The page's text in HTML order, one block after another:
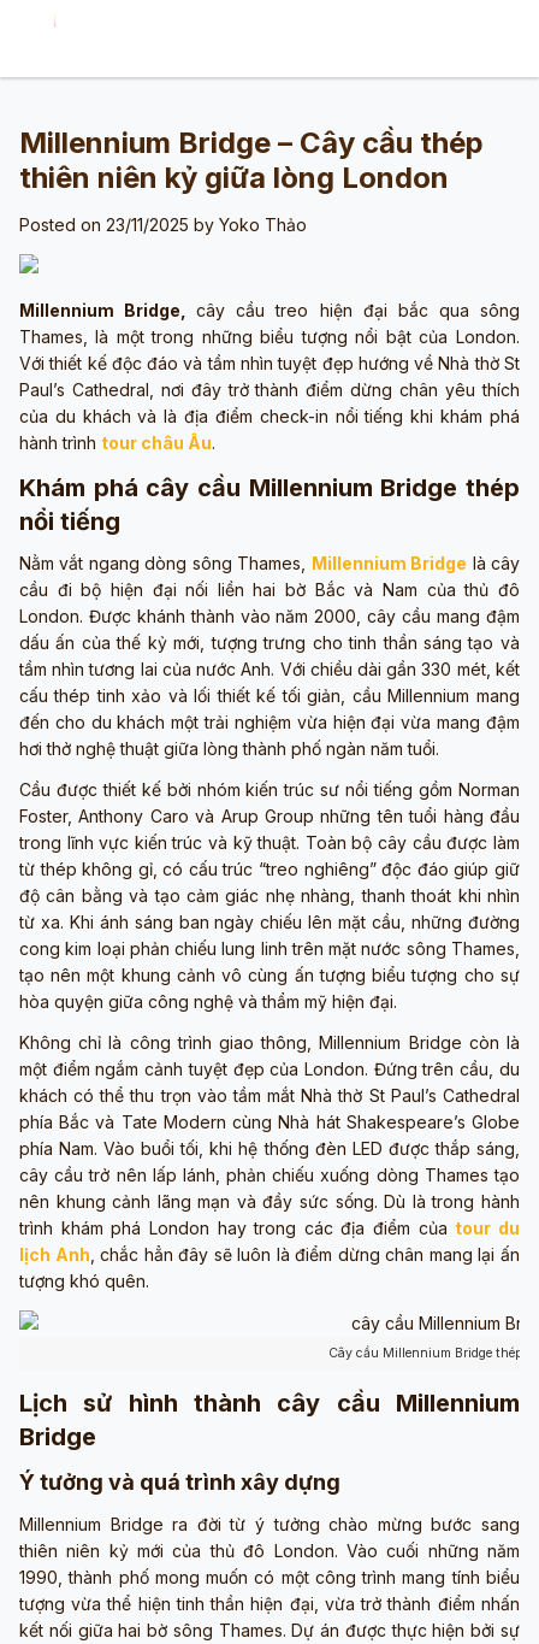
Millennium Bridge – Cây cầu thép
thiên niên kỷ giữa lòng London
Posted on 23/11/2025 by Yoko Thảo
Millennium Bridge,cây cầu treo hiện đại bắc qua sông
Thames, là một trong những biểu tượng nổi bật của London.
Với thiết kế độc đáo và tầm nhìn tuyệt đẹp hướng về Nhà thờ St
Paul’s Cathedral, nơi đây trở thành điểm dừng chân yêu thích
của du khách và là địa điểm check-in nổi tiếng khi khám phá
hành trình tour châu Âu.
Khám phá cây cầu Millennium Bridge thép
nổi tiếng
Nằm vắt ngang dòng sông Thames, Millennium Bridge là cây
cầu đi bộ hiện đại nối liền hai bờ Bắc và Nam của thủ đô
London. Được khánh thành vào năm 2000, cây cầu mang đậm
dấu ấn của thế kỷ mới, tượng trưng cho tinh thần sáng tạo và
tầm nhìn tương lai của nước Anh. Với chiều dài gần 330 mét, kết
cấu thép tinh xảo và lối thiết kế tối giản, cầu Millennium mang
đến cho du khách một trải nghiệm vừa hiện đại vừa mang đậm
hơi thở nghệ thuật giữa lòng thành phố ngàn năm tuổi.
Cầu được thiết kế bởi nhóm kiến trúc sư nổi tiếng gồm Norman
Foster, Anthony Caro và Arup Group những tên tuổi hàng đầu
trong lĩnh vực kiến trúc và kỹ thuật. Toàn bộ cây cầu được làm
từ thép không gỉ, có cấu trúc “treo nghiêng” độc đáo giúp giữ
độ cân bằng và tạo cảm giác nhẹ nhàng, thanh thoát khi nhìn
từ xa. Khi ánh sáng ban ngày chiếu lên mặt cầu, những đường
cong kim loại phản chiếu lung linh trên mặt nước sông Thames,
tạo nên một khung cảnh vô cùng ấn tượng biểu tượng cho sự
hòa quyện giữa công nghệ và thẩm mỹ hiện đại.
Không chỉ là công trình giao thông, Millennium Bridge còn là
một điểm ngắm cảnh tuyệt đẹp của London. Đứng trên cầu, du
khách có thể thu trọn vào tầm mắt Nhà thờ St Paul’s Cathedral
phía Bắc và Tate Modern cùng Nhà hát Shakespeare’s Globe
phía Nam. Vào buổi tối, khi hệ thống đèn LED được thắp sáng,
cây cầu trở nên lấp lánh, phản chiếu xuống dòng Thames tạo
nên khung cảnh lãng mạn và đầy sức sống. Dù là trong hành
trình khám phá London hay trong các địa điểm của tour du
lịch Anh , chắc hẳn đây sẽ luôn là điểm dừng chân mang lại ấn
tượng khó quên.
Cây cầu Millennium Bridge thép
Lịch sử hình thành cây cầu Millennium
Bridge
Ý tưởng và quá trình xây dựng
Millennium Bridge ra đời từ ý tưởng chào mừng bước sang
thiên niên kỷ mới của thủ đô London. Vào cuối những năm
1990, thành phố mong muốn có một công trình mang tính biểu
tượng vừa thể hiện tinh thần hiện đại, vừa trở thành điểm nhấn
kết nối giữa hai bờ sông Thames. Dự án được thực hiện bởi sự